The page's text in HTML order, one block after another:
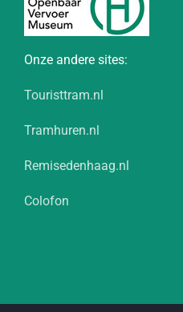
Onze andere sites:
Touristtram.nl
Tramhuren.nl
Remisedenhaag.nl
Colofon